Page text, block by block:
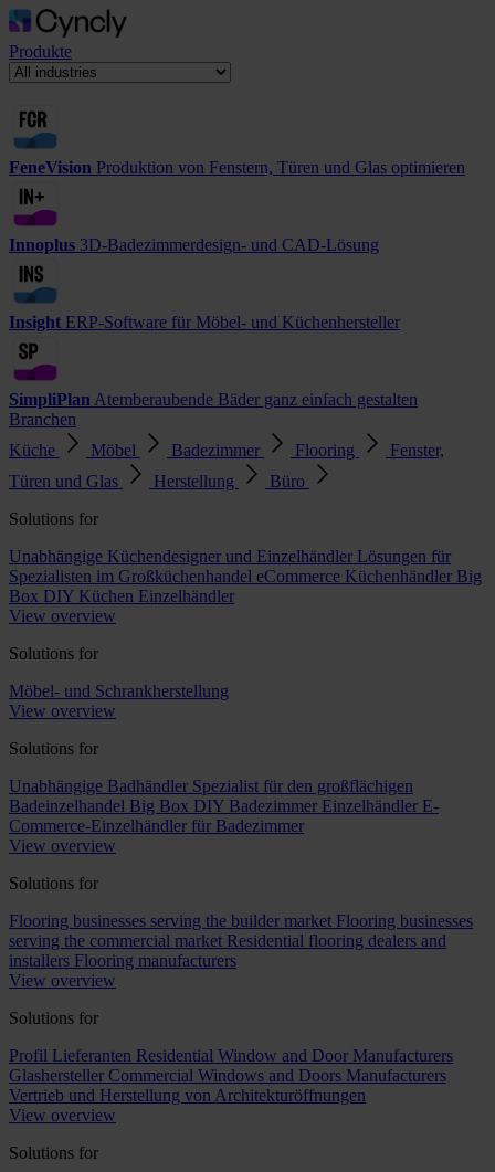
Produkte
FeneVision Produktion von Fenstern, Türen und Glas optimieren
Innoplus 3D-Badezimmerdesign- und CAD-Lösung
Insight ERP-Software für Möbel- und Küchenhersteller
SimpliPlan Atemberaubende Bäder ganz einfach gestalten
Branchen
Küche
Möbel Badezimmer Flooring
Fenster,
Türen und Glas
Herstellung
Büro
Solutions for
Unabhängige Küchendesigner und Einzelhändler Lösungen für
Spezialisten im Großküchenhandel eCommerce Küchenhändler Big
Box DIY Küchen Einzelhändler
View overview
Solutions for
Möbel- und Schrankherstellung
View overview
Solutions for
Unabhängige Badhändler Spezialist für den großflächigen
Badeinzelhandel Big Box DIY Badezimmer Einzelhändler E-
Commerce-Einzelhändler für Badezimmer
View overview
Solutions for
Flooring businesses serving the builder market Flooring businesses
serving the commercial market Residential flooring dealers and
installers Flooring manufacturers
View overview
Solutions for
Profil Lieferanten Residential Window and Door Manufacturers
Glashersteller Commercial Windows and Doors Manufacturers
Vertrieb und Herstellung von Architekturöffnungen
View overview
Solutions for